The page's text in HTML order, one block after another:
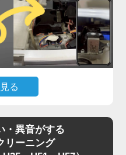
分解クリーニングをお
、乾燥経路のホコリや
が良くなった」と喜ば
ナンス方法です。
る
入れる部品）の故障や
です。
・異音がする
リーニング